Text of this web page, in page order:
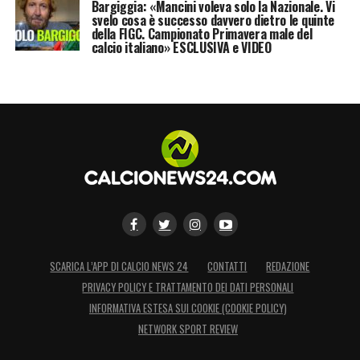
Bargiggia: «Mancini voleva solo la Nazionale. Vi
svelo cosa è successo davvero dietro le quinte
della FIGC. Campionato Primavera male del
calcio italiano» ESCLUSIVA e VIDEO
SCARICA L’APP DI CALCIO NEWS 24 CONTATTI
REDAZIONE
PRIVACY POLICY E TRATTAMENTO DEI DATI PERSONALI
INFORMATIVA ESTESA SUI COOKIE (COOKIE POLICY)
NETWORK SPORT REVIEW